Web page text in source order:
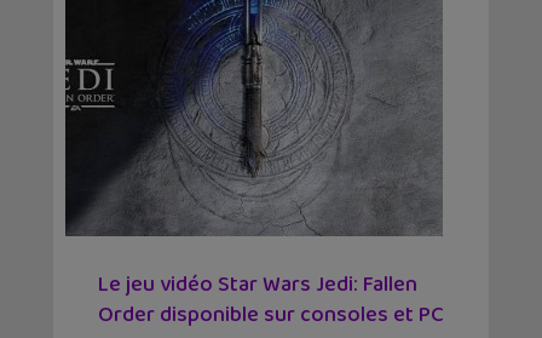
Le jeu vidéo Star Wars Jedi: Fallen
Order disponible sur consoles et PC